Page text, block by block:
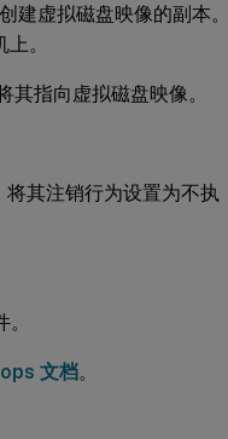
虚拟磁盘映像的副本。
。
指向虚拟磁盘映像。
其注销行为设置为不执
文档。